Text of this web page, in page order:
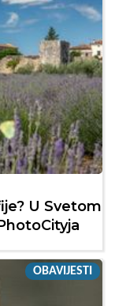
U Svetom
OBAVIJESTI